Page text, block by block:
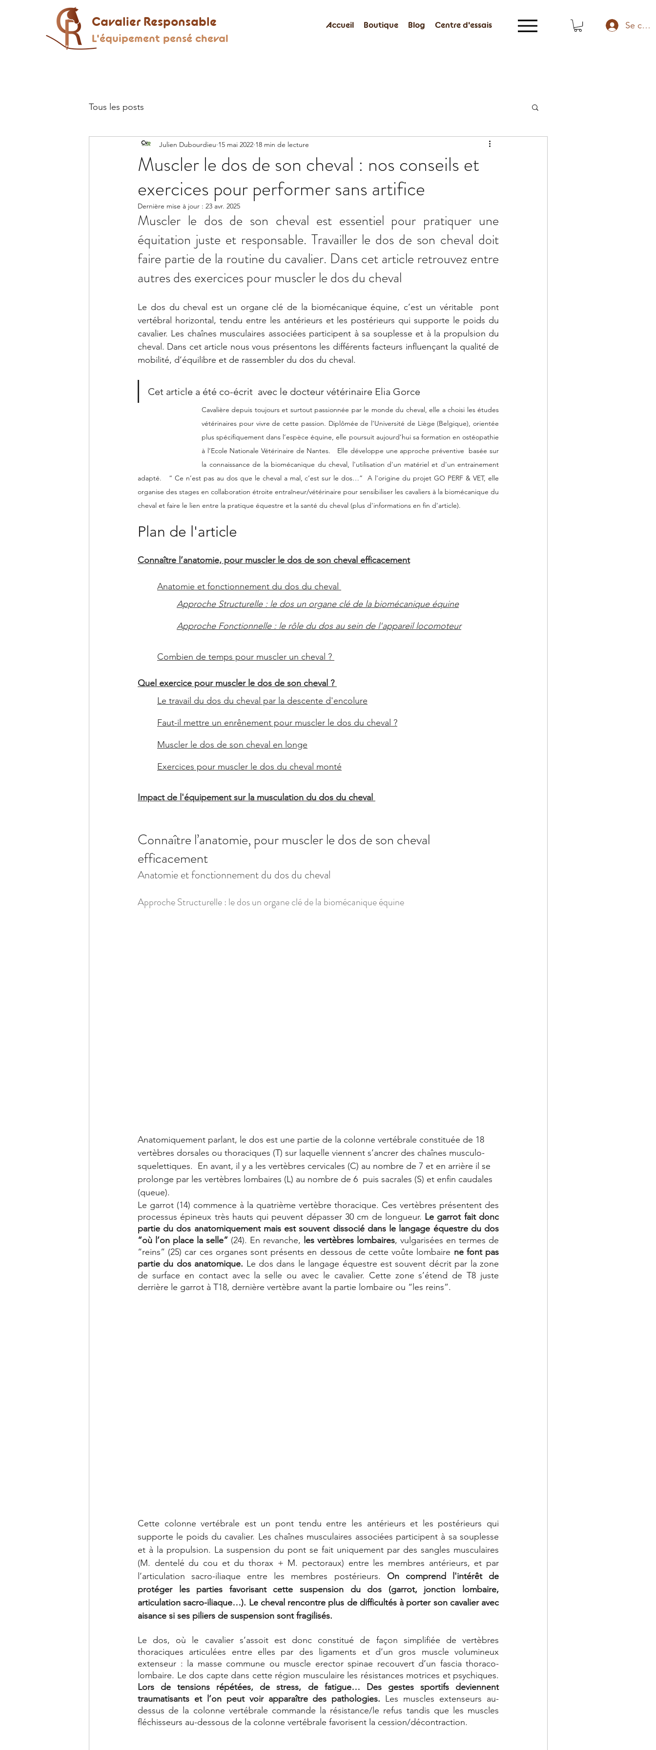
Cavalier Responsable
L'équipement pensé cheval
Accueil Boutique Blog Centre d'essais Se
Tous les posts
Muscler le dos de son cheval : nos conseils et
exercices pour performer sans artifice
Julien Dubourdieu 15 mai 2022 18 min de lecture
Dernière mise à jour : 23 avr. 2025
Muscler le dos de son cheval est essentiel pour pratiquer une
équitation juste et responsable. Travailler le dos de son cheval doit
faire partie de la routine du cavalier. Dans cet article retrouvez entre
autres des exercices pour muscler le dos du cheval
Le dos du cheval est un organe clé de la biomécanique équine, c’est un véritable  pont
vertébral horizontal, tendu entre les antérieurs et les postérieurs qui supporte le poids du
cavalier. Les chaînes musculaires associées participent à sa souplesse et à la propulsion du
cheval. Dans cet article nous vous présentons les différents facteurs influençant la qualité de
mobilité, d’équilibre et de rassembler du dos du cheval.
Cet article a été co-écrit  avec le docteur vétérinaire Elia Gorce
Cavalière depuis toujours et surtout passionnée par le monde du cheval, elle a choisi les études
vétérinaires pour vivre de cette passion. Diplômée de l’Université de Liège (Belgique), orientée
plus spécifiquement dans l’espèce équine, elle poursuit aujourd’hui sa formation en ostéopathie
à l’Ecole Nationale Vétérinaire de Nantes.   Elle développe une approche préventive  basée sur
la connaissance de la biomécanique du cheval, l'utilisation d'un matériel et d'un entrainement
adapté.   “ Ce n’est pas au dos que le cheval a mal, c’est sur le dos…”  A l'origine du projet GO PERF & VET, elle
organise des stages en collaboration étroite entraîneur/vétérinaire pour sensibiliser les cavaliers à la biomécanique du
cheval et faire le lien entre la pratique équestre et la santé du cheval (plus d'informations en fin d'article).
Plan de l'article
Connaître l’anatomie, pour muscler le dos de son cheval efficacement
Anatomie et fonctionnement du dos du cheval
Approche Structurelle : le dos un organe clé de la biomécanique équine
Approche Fonctionnelle : le rôle du dos au sein de l'appareil locomoteur
Combien de temps pour muscler un cheval ?
Quel exercice pour muscler le dos de son cheval ?
Le travail du dos du cheval par la descente d'encolure
Faut-il mettre un enrênement pour muscler le dos du cheval ?
Muscler le dos de son cheval en longe
Exercices pour muscler le dos du cheval monté
Impact de l'équipement sur la musculation du dos du cheval
Connaître l’anatomie, pour muscler le dos de son cheval
efficacement
Anatomie et fonctionnement du dos du cheval
Approche Structurelle : le dos un organe clé de la biomécanique équine
Anatomiquement parlant, le dos est une partie de la colonne vertébrale constituée de 18
vertèbres dorsales ou thoraciques (T) sur laquelle viennent s’ancrer des chaînes musculo-
squelettiques.  En avant, il y a les vertèbres cervicales (C) au nombre de 7 et en arrière il se
prolonge par les vertèbres lombaires (L) au nombre de 6  puis sacrales (S) et enfin caudales
(queue).
Le garrot (14) commence à la quatrième vertèbre thoracique. Ces vertèbres présentent des
processus épineux très hauts qui peuvent dépasser 30 cm de longueur. Le garrot fait donc
partie du dos anatomiquement mais est souvent dissocié dans le langage équestre du dos
“où l’on place la selle” (24). En revanche, les vertèbres lombaires, vulgarisées en termes de
“reins” (25) car ces organes sont présents en dessous de cette voûte lombaire ne font pas
partie du dos anatomique. Le dos dans le langage équestre est souvent décrit par la zone
de surface en contact avec la selle ou avec le cavalier. Cette zone s’étend de T8 juste
derrière le garrot à T18, dernière vertèbre avant la partie lombaire ou “les reins”.
Cette colonne vertébrale est un pont tendu entre les antérieurs et les postérieurs qui
supporte le poids du cavalier. Les chaînes musculaires associées participent à sa souplesse
et à la propulsion. La suspension du pont se fait uniquement par des sangles musculaires
(M. dentelé du cou et du thorax + M. pectoraux) entre les membres antérieurs, et par
l’articulation sacro-iliaque entre les membres postérieurs. On comprend l'intérêt de
protéger les parties favorisant cette suspension du dos (garrot, jonction lombaire,
articulation sacro-iliaque…). Le cheval rencontre plus de difficultés à porter son cavalier avec
aisance si ses piliers de suspension sont fragilisés.
Le dos, où le cavalier s’assoit est donc constitué de façon simplifiée de vertèbres
thoraciques articulées entre elles par des ligaments et d’un gros muscle volumineux
extenseur : la masse commune ou muscle erector spinae recouvert d’un fascia thoraco-
Lors de tensions répétées, de stress, de fatigue… Des gestes sportifs deviennent
traumatisants et l’on peut voir apparaître des pathologies. Les muscles extenseurs au-
dessus de la colonne vertébrale commande la résistance/le refus tandis que les muscles
fléchisseurs au-dessous de la colonne vertébrale favorisent la cession/décontraction.